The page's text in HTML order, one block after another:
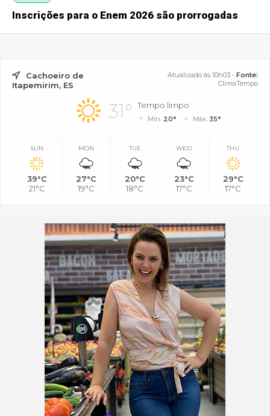
Inscrições para o Enem 2026 são prorrogadas
Cachoeiro de
Itapemirim, ES
Atualizado às 10h03 - Fonte:
ClimaTempo
31° Tempo limpo
Mín. 20° Máx. 35°
SUN
39°C
21°C
MON
27°C
19°C
TUE
20°C
18°C
WED
23°C
17°C
THU
29°C
17°C